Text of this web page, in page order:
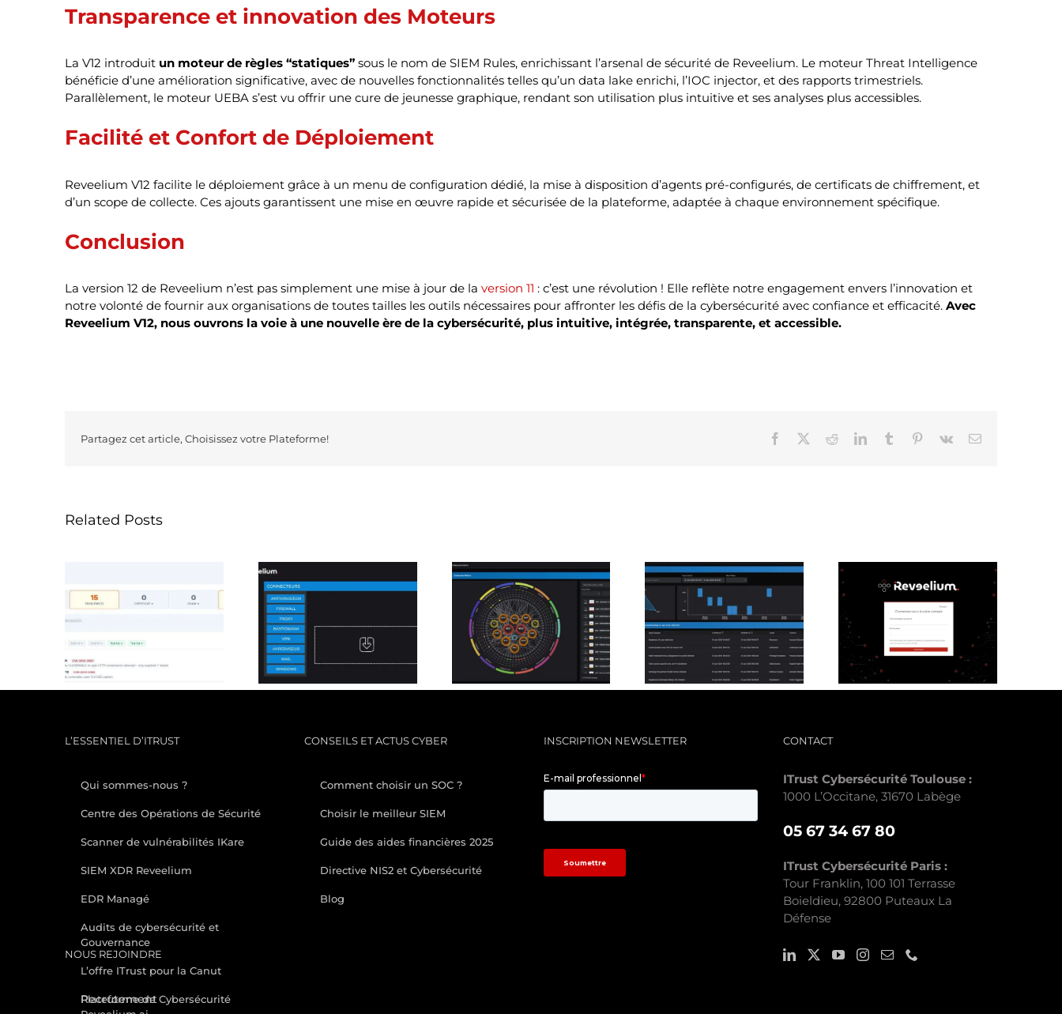
Transparence et innovation des Moteurs
La V12 introduit un moteur de règles “statiques”sous le nom de SIEM Rules, enrichissant l’arsenal de sécurité de Reveelium. Le moteur Threat Intelligence
bénéficie d’une amélioration significative, avec de nouvelles fonctionnalités telles qu’un data lake enrichi, l’IOC injector, et des rapports trimestriels.
Parallèlement, le moteur UEBA s’est vu offrir une cure de jeunesse graphique, rendant son utilisation plus intuitive et ses analyses plus accessibles.
Facilité et Confort de Déploiement
Reveelium V12 facilite le déploiement grâce à un menu de configuration dédié, la mise à disposition d’agents pré-configurés, de certificats de chiffrement, et
d’un scope de collecte. Ces ajouts garantissent une mise en œuvre rapide et sécurisée de la plateforme, adaptée à chaque environnement spécifique.
Conclusion
La version 12 de Reveelium n’est pas simplement une mise à jour de la version 11 : c’est une révolution ! Elle reflète notre engagement envers l’innovation et
notre volonté de fournir aux organisations de toutes tailles les outils nécessaires pour affronter les défis de la cybersécurité avec confiance et efficacité. Avec
Reveelium V12, nous ouvrons la voie à une nouvelle ère de la cybersécurité, plus intuitive, intégrée, transparente, et accessible.
Partagez cet article, Choisissez votre Plateforme! Facebook RedditLinkedInTumblr Pinterest
Vk Email
Related Posts
Interopérabilité et
Reveelium se connecte
nouvelle version pour
une supervision
intelligente, souveraine
Features Reveelium : La
base Weak Signals
Reveelium V12.1 :
découvrez les nouvelles
fonctionnalités
Nouvelle fonctionnalité
d’IKare 7.4 : le scanner
de réputation
L’ESSENTIEL D’ITRUST
Qui sommes-nous ?
Centre des Opérations de Sécurité
Scanner de vulnérabilités IKare
SIEM XDR Reveelium
EDR Managé
Audits de cybersécurité et
Gouvernance
L’offre ITrust pour la Canut
Plateforme de Cybersécurité
NOUS REJOINDRE
Recrutement
CONSEILS ET ACTUS CYBER
Comment choisir un SOC ?
Choisir le meilleur SIEM
Guide des aides financières 2025
Directive NIS2 et Cybersécurité
Blog
INSCRIPTION NEWSLETTER CONTACT
ITrust Cybersécurité Toulouse :
1000 L’Occitane, 31670 Labège
05 67 34 67 80
ITrust Cybersécurité Paris :
Tour Franklin, 100 101 Terrasse
Boieldieu, 92800 Puteaux La
Défense